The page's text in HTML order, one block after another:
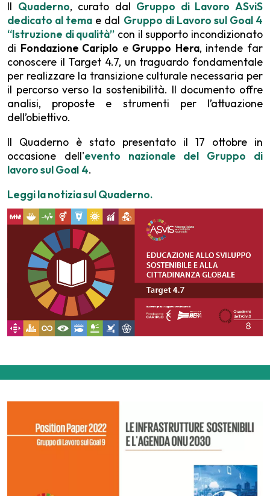
Il Quaderno, curato dal Gruppo di Lavoro ASviS
dedicato al tema e dal Gruppo di Lavoro sul Goal 4
“Istruzione di qualità” con il supporto incondizionato
di Fondazione Cariplo e Gruppo Hera, intende far
conoscere il Target 4.7, un traguardo fondamentale
per realizzare la transizione culturale necessaria per
il percorso verso la sostenibilità. Il documento offre
analisi, proposte e strumenti per l’attuazione
dell’obiettivo.
Il Quaderno è stato presentato il 17 ottobre in
occasione dell'evento nazionale del Gruppo di
lavoro sul Goal 4.
Leggi la notizia sul Quaderno.